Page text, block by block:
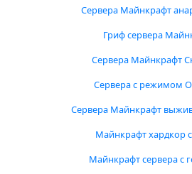
Сервера Майнкрафт
Гриф сервера
Сервера Майнкрафт
Сервера с режимом
Сервера Майнкрафт
Майнкрафт хардкор
Майнкрафт сервера с